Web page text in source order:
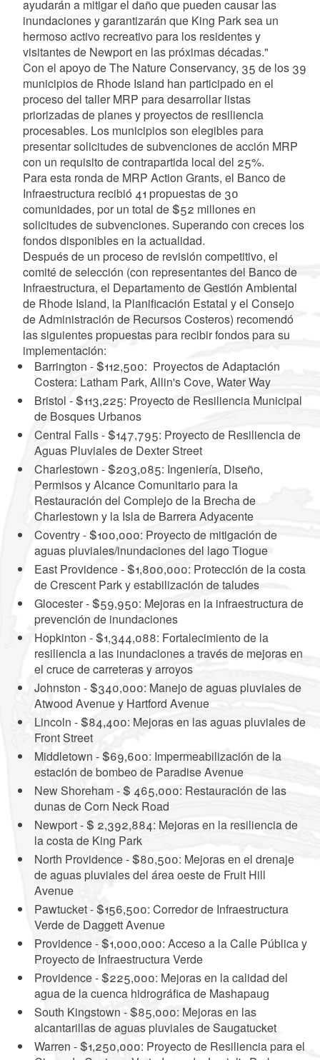
ayudarán a mitigar el daño que pueden causar las
inundaciones y garantizarán que King Park sea un
hermoso activo recreativo para los residentes y
visitantes de Newport en las próximas décadas."
Con el apoyo de The Nature Conservancy, 35 de los 39
municipios de Rhode Island han participado en el
proceso del taller MRP para desarrollar listas
priorizadas de planes y proyectos de resiliencia
procesables. Los municipios son elegibles para
presentar solicitudes de subvenciones de acción MRP
con un requisito de contrapartida local del 25%.
Para esta ronda de MRP Action Grants, el Banco de
Infraestructura recibió 41 propuestas de 30
comunidades, por un total de $52 millones en
solicitudes de subvenciones. Superando con creces los
fondos disponibles en la actualidad.
Después de un proceso de revisión competitivo, el
comité de selección (con representantes del Banco de
Infraestructura, el Departamento de Gestión Ambiental
de Rhode Island, la Planificación Estatal y el Consejo
de Administración de Recursos Costeros) recomendó
las siguientes propuestas para recibir fondos para su
implementación:
Barrington - $112,500: Proyectos de Adaptación
Costera: Latham Park, Allin's Cove, Water Way
Bristol - $113,225: Proyecto de Resiliencia Municipal
de Bosques Urbanos
Central Falls - $147,795: Proyecto de Resiliencia de
Aguas Pluviales de Dexter Street
Charlestown - $203,085: Ingeniería, Diseño,
Permisos y Alcance Comunitario para la
Restauración del Complejo de la Brecha de
Charlestown y la Isla de Barrera Adyacente
Coventry - $100,000: Proyecto de mitigación de
aguas pluviales/inundaciones del lago Tiogue
East Providence - $1,800,000: Protección de la costa
de Crescent Park y estabilización de taludes
Glocester - $59,950: Mejoras en la infraestructura de
prevención de inundaciones
Hopkinton - $1,344,088: Fortalecimiento de la
resiliencia a las inundaciones a través de mejoras en
el cruce de carreteras y arroyos
Johnston - $340,000: Manejo de aguas pluviales de
Atwood Avenue y Hartford Avenue
Lincoln - $84,400: Mejoras en las aguas pluviales de
Front Street
Middletown - $69,600: Impermeabilización de la
estación de bombeo de Paradise Avenue
New Shoreham - $ 465,000: Restauración de las
dunas de Corn Neck Road
Newport - $ 2,392,884: Mejoras en la resiliencia de
la costa de King Park
North Providence - $80,500: Mejoras en el drenaje
de aguas pluviales del área oeste de Fruit Hill
Avenue
Pawtucket - $156,500: Corredor de Infraestructura
Verde de Daggett Avenue
Providence - $1,000,000: Acceso a la Calle Pública y
Proyecto de Infraestructura Verde
Providence - $225,000: Mejoras en la calidad del
agua de la cuenca hidrográfica de Mashapaug
South Kingstown - $85,000: Mejoras en las
alcantarillas de aguas pluviales de Saugatucket
Warren - $1,250,000: Proyecto de Resiliencia para el